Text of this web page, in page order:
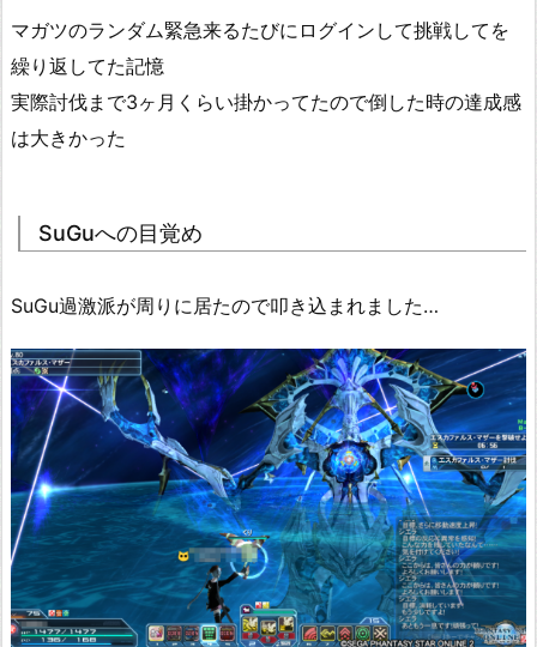
マガツのランダム緊急来るたびにログインして挑戦してを
繰り返してた記憶
実際討伐まで3ヶ月くらい掛かってたので倒した時の達成感
は大きかった
SuGuへの目覚め
SuGu過激派が周りに居たので叩き込まれました…